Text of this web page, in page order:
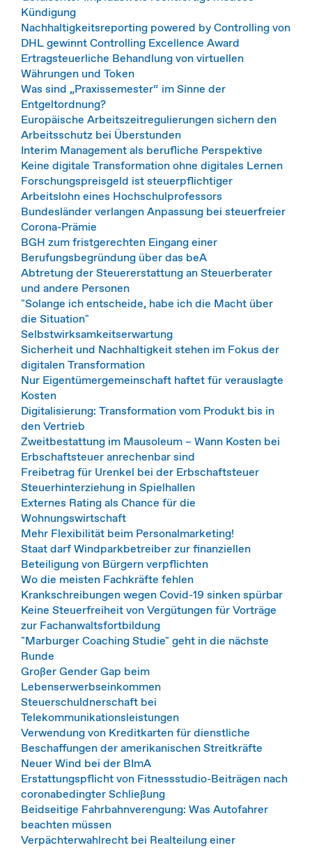
Kündigung
Nachhaltigkeitsreporting powered by Controlling von
DHL gewinnt Controlling Excellence Award
Ertragsteuerliche Behandlung von virtuellen
Währungen und Token
Was sind „Praxissemester“ im Sinne der
Entgeltordnung?
Europäische Arbeitszeitregulierungen sichern den
Arbeitsschutz bei Überstunden
Interim Management als berufliche Perspektive
Keine digitale Transformation ohne digitales Lernen
Forschungspreisgeld ist steuerpflichtiger
Arbeitslohn eines Hochschulprofessors
Bundesländer verlangen Anpassung bei steuerfreier
Corona-Prämie
BGH zum fristgerechten Eingang einer
Berufungsbegründung über das beA
Abtretung der Steuererstattung an Steuerberater
und andere Personen
"Solange ich entscheide, habe ich die Macht über
die Situation"
Selbstwirksamkeitserwartung
Sicherheit und Nachhaltigkeit stehen im Fokus der
digitalen Transformation
Nur Eigentümergemeinschaft haftet für verauslagte
Kosten
Digitalisierung: Transformation vom Produkt bis in
den Vertrieb
Zweitbestattung im Mausoleum – Wann Kosten bei
Erbschaftsteuer anrechenbar sind
Freibetrag für Urenkel bei der Erbschaftsteuer
Steuerhinterziehung in Spielhallen
Externes Rating als Chance für die
Wohnungswirtschaft
Mehr Flexibilität beim Personalmarketing!
Staat darf Windparkbetreiber zur finanziellen
Beteiligung von Bürgern verpflichten
Wo die meisten Fachkräfte fehlen
Krankschreibungen wegen Covid-19 sinken spürbar
Keine Steuerfreiheit von Vergütungen für Vorträge
zur Fachanwaltsfortbildung
"Marburger Coaching Studie" geht in die nächste
Runde
Großer Gender Gap beim
Lebenserwerbseinkommen
Steuerschuldnerschaft bei
Telekommunikationsleistungen
Verwendung von Kreditkarten für dienstliche
Beschaffungen der amerikanischen Streitkräfte
Neuer Wind bei der BImA
Erstattungspflicht von Fitnessstudio-Beiträgen nach
coronabedingter Schließung
Beidseitige Fahrbahnverengung: Was Autofahrer
beachten müssen
Verpächterwahlrecht bei Realteilung einer